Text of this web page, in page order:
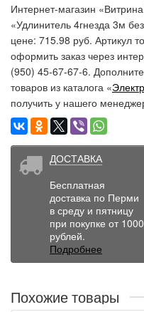
Интернет-магазин
«Удлинитель 4гнезда 3м
цене: 715.98 руб. Артикул
оформить заказ через
(950) 45-67-67-6.
товаров из каталога «
получить у нашего
ДОСТАВКА
Бесплатная
доставка по Перми
в среду и пятницу
при покупке от 1000
рублей.
Подробнее
Похожие товары